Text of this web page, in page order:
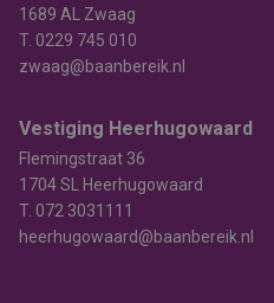
1689 AL Zwaag
T. 0229 745 010
zwaag@baanbereik.nl
Vestiging Heerhugowaard
Flemingstraat 36
1704 SL Heerhugowaard
T. 072 3031111
heerhugowaard@baanbereik.nl